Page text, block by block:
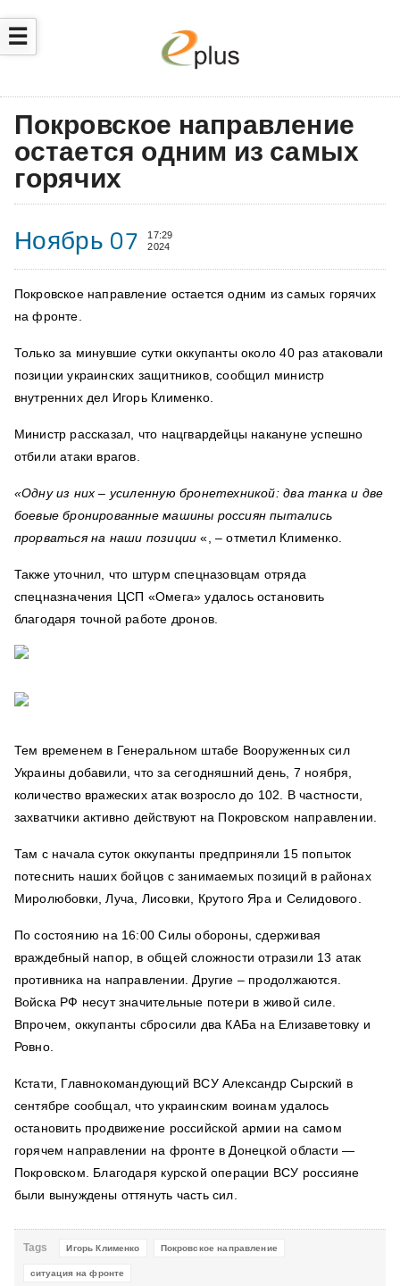
☰
Покровское направление
остается одним из самых
горячих
Ноябрь 07
17:29
2024
Покровское направление остается одним из самых горячих
на фронте.
Только за минувшие сутки оккупанты около 40 раз атаковали
позиции украинских защитников, сообщил министр
внутренних дел Игорь Клименко.
Министр рассказал, что нацгвардейцы накануне успешно
отбили атаки врагов.
«Одну из них – усиленную бронетехникой: два танка и две
боевые бронированные машины россиян пытались
прорваться на наши позиции «, – отметил Клименко.
Также уточнил, что штурм спецназовцам отряда
спецназначения ЦСП «Омега» удалось остановить
благодаря точной работе дронов.
Тем временем в Генеральном штабе Вооруженных сил
Украины добавили, что за сегодняшний день, 7 ноября,
количество вражеских атак возросло до 102. В частности,
захватчики активно действуют на Покровском направлении.
Там с начала суток оккупанты предприняли 15 попыток
потеснить наших бойцов с занимаемых позиций в районах
Миролюбовки, Луча, Лисовки, Крутого Яра и Селидового.
По состоянию на 16:00 Силы обороны, сдерживая
враждебный напор, в общей сложности отразили 13 атак
противника на направлении. Другие – продолжаются.
Войска РФ несут значительные потери в живой силе.
Впрочем, оккупанты сбросили два КАБа на Елизаветовку и
Ровно.
Кстати, Главнокомандующий ВСУ Александр Сырский в
сентябре сообщал, что украинским воинам удалось
остановить продвижение российской армии на самом
горячем направлении на фронте в Донецкой области —
Покровском. Благодаря курской операции ВСУ россияне
были вынуждены оттянуть часть сил.
Tags Игорь Клименко Покровское направление
ситуация на фронте